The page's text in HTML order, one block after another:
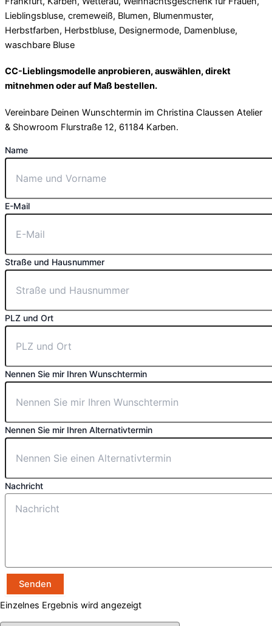
Einzelnes Ergebnis wird angezeigt
CC-Lieblingsmodelle anprobieren, auswählen, direkt
mitnehmen oder auf Maß bestellen.
Vereinbare Deinen Wunschtermin im Christina Claussen Atelier
& Showroom Flurstraße 12, 61184 Karben.
Name
E-Mail
Straße und Hausnummer
PLZ und Ort
Nennen Sie mir Ihren Wunschtermin
Nennen Sie mir Ihren Alternativtermin
Nachricht
Senden